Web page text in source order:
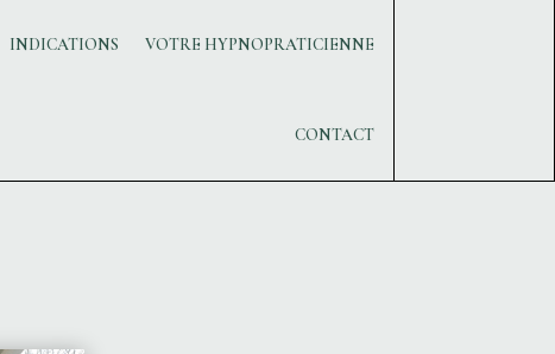
INDICATIONS VOTRE HYPNOPRATICIENNE
CONTACT